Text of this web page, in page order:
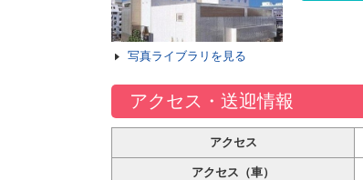
写真ライブラリを見る
アクセス・送迎情報
アクセス
アクセス（車）